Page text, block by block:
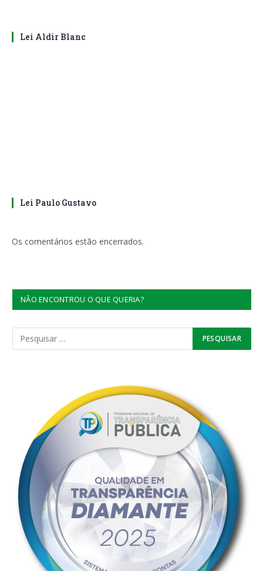
Lei Aldir Blanc
Lei Paulo Gustavo
Os comentários estão encerrados.
NÃO ENCONTROU O QUE QUERIA?